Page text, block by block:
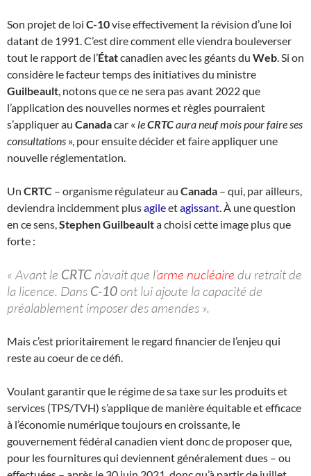
Son projet de loi C-10vise effectivement la révision d’une loi
datant de 1991. C’est dire comment elle viendra bouleverser
tout le rapport de l’Étatcanadien avec les géants du Web. Si on
considère le facteur temps des initiatives du ministre
Guilbeault, notons que ce ne sera pas avant 2022 que
l’application des nouvelles normes et règles pourraient
s’appliquer au Canadacar « leCRTCaura neuf mois pour faire ses
consultations », pour ensuite décider et faire appliquer une
nouvelle réglementation.
Un CRTC – organisme régulateur au Canada – qui, par ailleurs,
deviendra incidemment plusagileetagissant. À une question
en ce sens,Stephen Guilbeaulta choisi cette image plus que
forte :
« Avant le CRTC n’avait que l’arme nucléaire du retrait de
la licence. Dans C-10ont lui ajoute la capacité de
préalablement imposer des amendes ».
Mais c’est prioritairement le regard financier de l’enjeu qui
reste au coeur de ce défi.
Voulant garantir que le régime de sa taxe sur les produits et
services (TPS/TVH) s’applique de manière équitable et efficace
à l’économie numérique toujours en croissante, le
gouvernement fédéral canadien vient donc de proposer que,
pour les fournitures qui deviennent généralement dues – ou